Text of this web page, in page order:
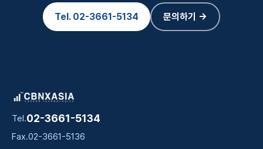
Tel. 02-3661-5134 문의하기 →
Tel.02-3661-5134
Fax.02-3661-5136